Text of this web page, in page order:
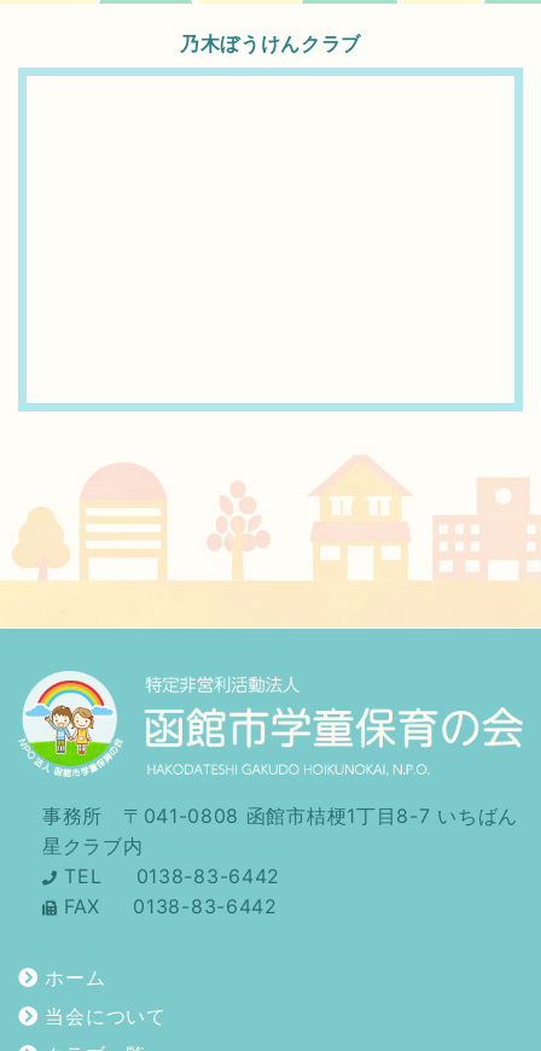
乃木ぼうけんクラブ
事務所 〒041-0808 函館市桔梗1丁目8-7 いちばん
星クラブ内
TEL 0138-83-6442
FAX 0138-83-6442
ホーム
当会について